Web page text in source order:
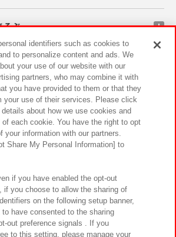
そぶ
ペーン
サステナビリティ サイトポリシー
ー ウェブアクセシビリティ方針と検証結果
とともに
ト対応方針 よくあるご質問・お問い合わせ
identifiers such as cookies to
to personalize content and ads. We
your use of our website with our
partners, who may combine it with
you have provided to them or that they
your use of their services. Please click
about how we use cookies and
of each cookie. You have the right to opt
your information with our partners.
Share My Personal Information] to
if you have enabled the opt-out
if you choose to allow the sharing of
on the following setup banner,
have consented to the sharing
out preference signals . If you
to this setting, please manage your